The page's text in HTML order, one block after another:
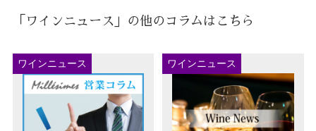
「ワインニュース」の他のコラムはこちら
ワインニュース ワインニュース